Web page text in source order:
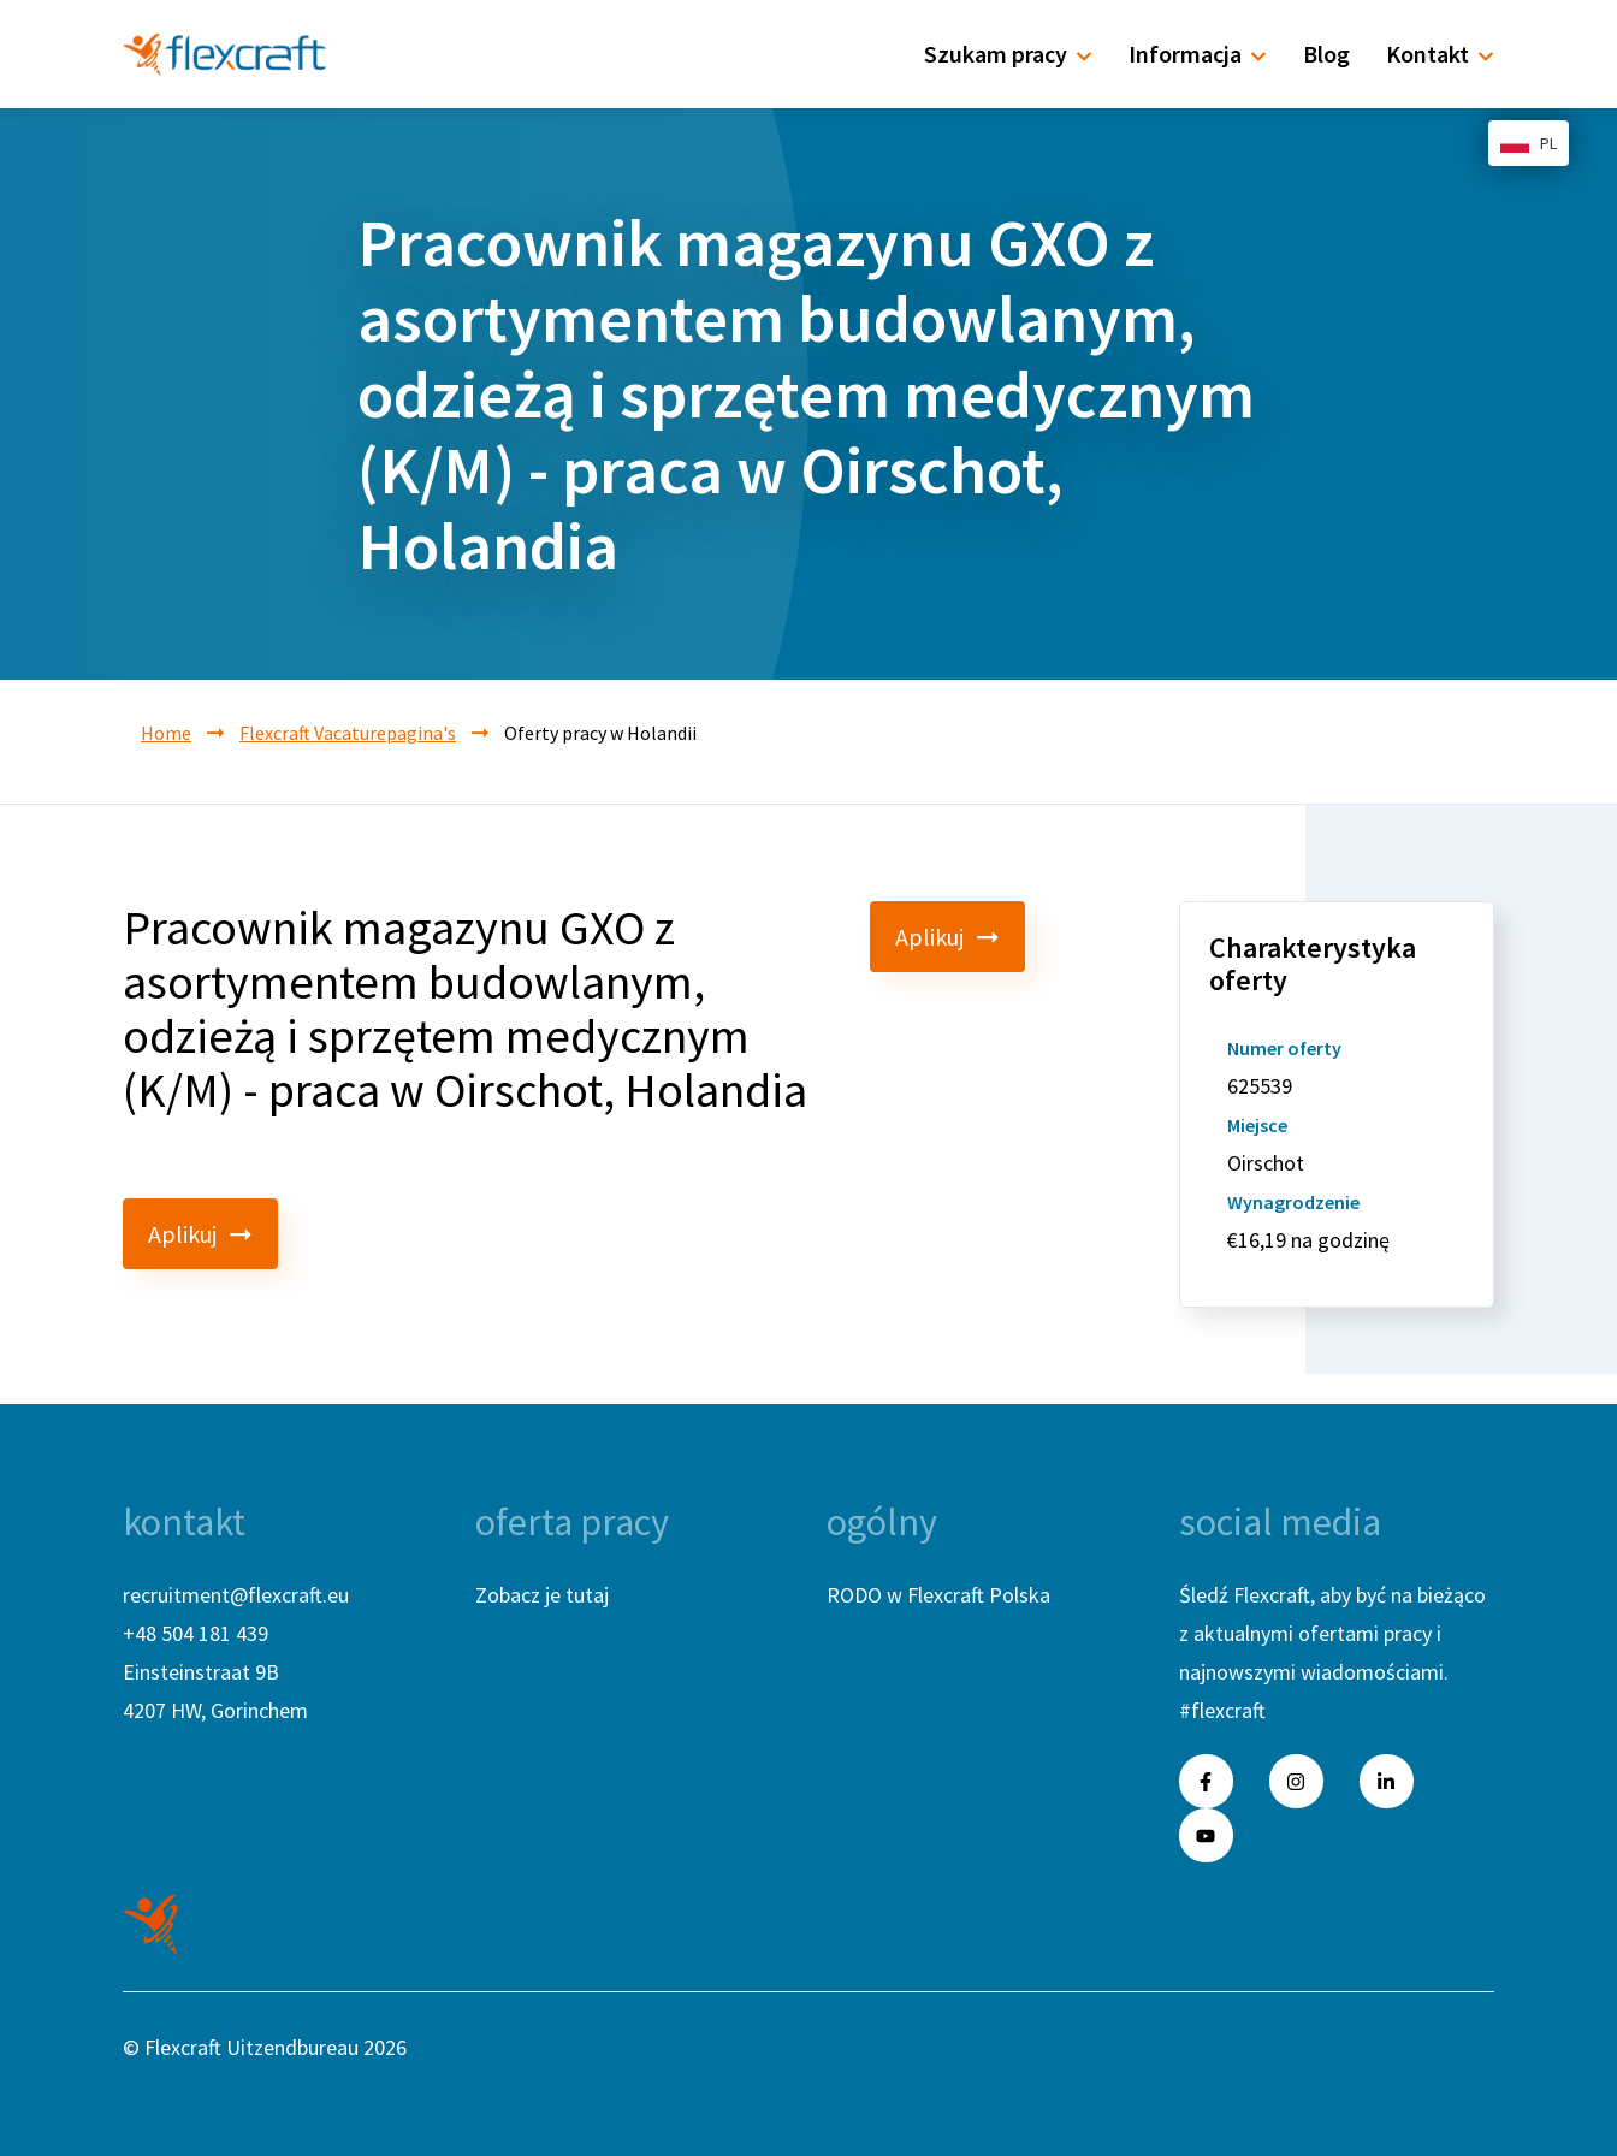
Szukam pracy Informacja Blog Kontakt
Pracownik magazynu GXO z
asortymentem budowlanym,
odzieżą i sprzętem medycznym
(K/M) - praca w Oirschot,
Holandia
Home Flexcraft Vacaturepagina's Oferty pracy w Holandii
Pracownik magazynu GXO z
asortymentem budowlanym,
odzieżą i sprzętem medycznym
(K/M) - praca w Oirschot, Holandia
Aplikuj
Aplikuj
Charakterystyka
oferty
Numer oferty
625539
Miejsce
Oirschot
Wynagrodzenie
€16,19 na godzinę
kontakt
recruitment@flexcraft.eu
+48 504 181 439
Einsteinstraat 9B
4207 HW, Gorinchem
oferta pracy
Zobacz je tutaj
ogólny
RODO w Flexcraft Polska
social media
Śledź Flexcraft, aby być na bieżąco
z aktualnymi ofertami pracy i
najnowszymi wiadomościami.
#flexcraft
© Flexcraft Uitzendbureau 2026
PL